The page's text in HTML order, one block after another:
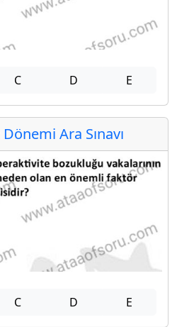
C D E
Ara Sınavı
C D E